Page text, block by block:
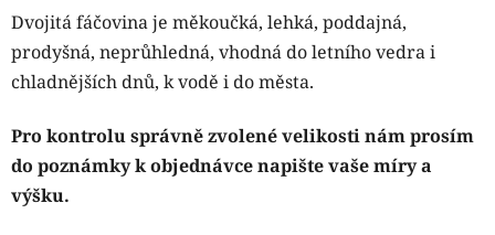
Dvojitá fáčovina je měkoučká, lehká, poddajná,
prodyšná, neprůhledná, vhodná do letního vedra i
chladnějších dnů, k vodě i do města.
Pro kontrolu správně zvolené velikosti nám prosím
do poznámky k objednávce napište vaše míry a
výšku.